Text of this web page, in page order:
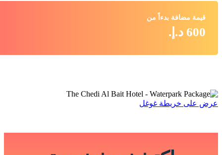
قيمة مضافة بدءاً من
600 د.إ.
عرض على خريطة غوغل